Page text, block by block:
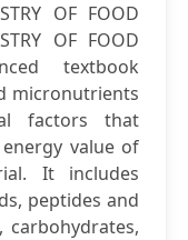
OF FOOD
OF FOOD
textbook
micronutrients
factors that
value of
It includes
peptides and